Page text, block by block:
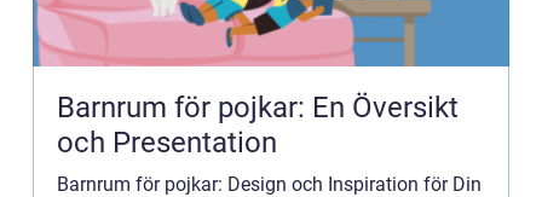
Barnrum för pojkar: En Översikt
och Presentation
Barnrum för pojkar: Design och Inspiration för Din